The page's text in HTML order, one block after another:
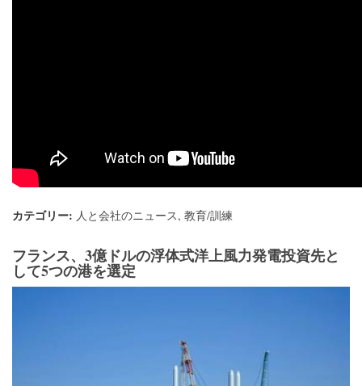
カテゴリー: 人と会社のニュース, 教育/訓練
フランス、3億ドルの浮体式洋上風力発電投資先と
して5つの港を選定